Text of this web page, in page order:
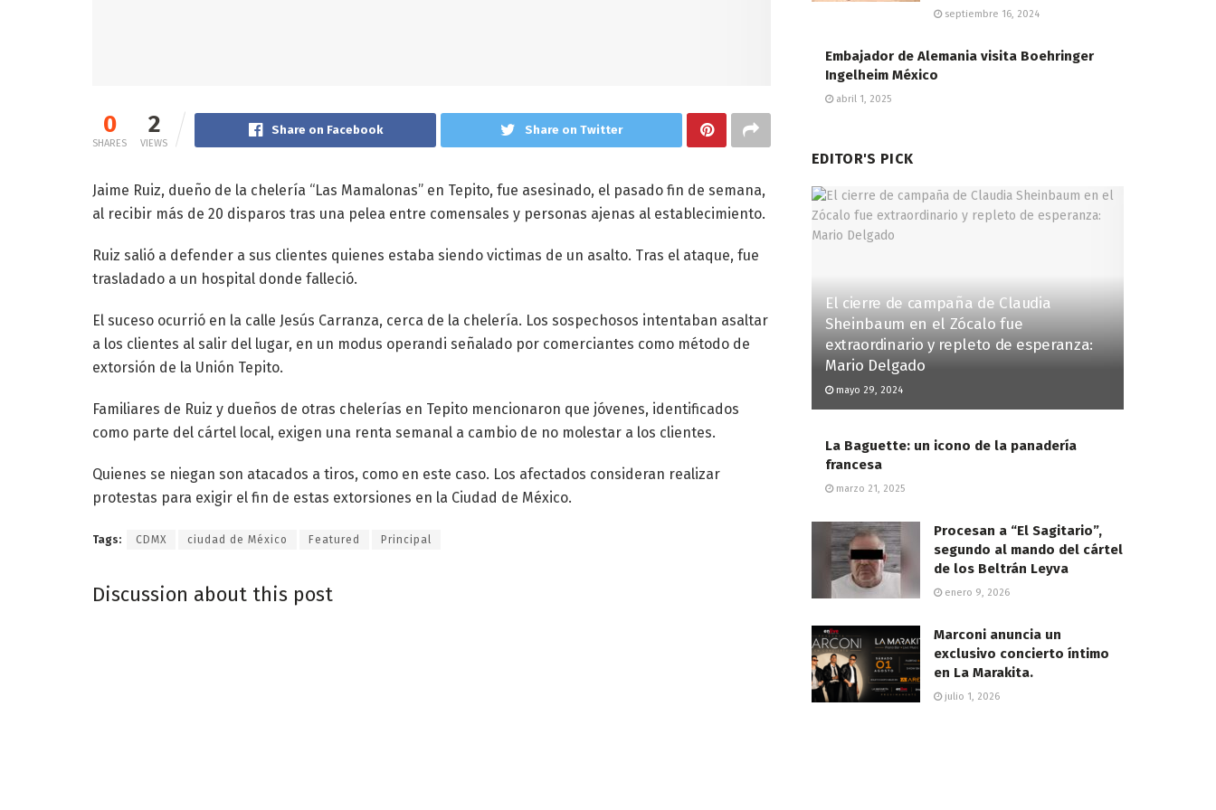
0
SHARES
2
VIEWS
Share on Facebook Share on Twitter
Jaime Ruiz, dueño de la chelería “Las Mamalonas” en Tepito, fue asesinado, el pasado fin de semana,
al recibir más de 20 disparos tras una pelea entre comensales y personas ajenas al establecimiento.
Ruiz salió a defender a sus clientes quienes estaba siendo victimas de un asalto. Tras el ataque, fue
trasladado a un hospital donde falleció.
El suceso ocurrió en la calle Jesús Carranza, cerca de la chelería. Los sospechosos intentaban asaltar
a los clientes al salir del lugar, en un modus operandi señalado por comerciantes como método de
extorsión de la Unión Tepito.
Familiares de Ruiz y dueños de otras chelerías en Tepito mencionaron que jóvenes, identificados
como parte del cártel local, exigen una renta semanal a cambio de no molestar a los clientes.
Quienes se niegan son atacados a tiros, como en este caso. Los afectados consideran realizar
protestas para exigir el fin de estas extorsiones en la Ciudad de México.
Tags: CDMX ciudad de México Featured Principal
Discussion about this post
septiembre 16, 2024
Embajador de Alemania visita Boehringer
Ingelheim México
abril 1, 2025
EDITOR'S PICK
El cierre de campaña de Claudia
Sheinbaum en el Zócalo fue
extraordinario y repleto de esperanza:
Mario Delgado
mayo 29, 2024
La Baguette: un icono de la panadería
francesa
marzo 21, 2025
Procesan a “El Sagitario”,
segundo al mando del cártel
de los Beltrán Leyva
enero 9, 2026
Marconi anuncia un
exclusivo concierto íntimo
en La Marakita.
julio 1, 2026